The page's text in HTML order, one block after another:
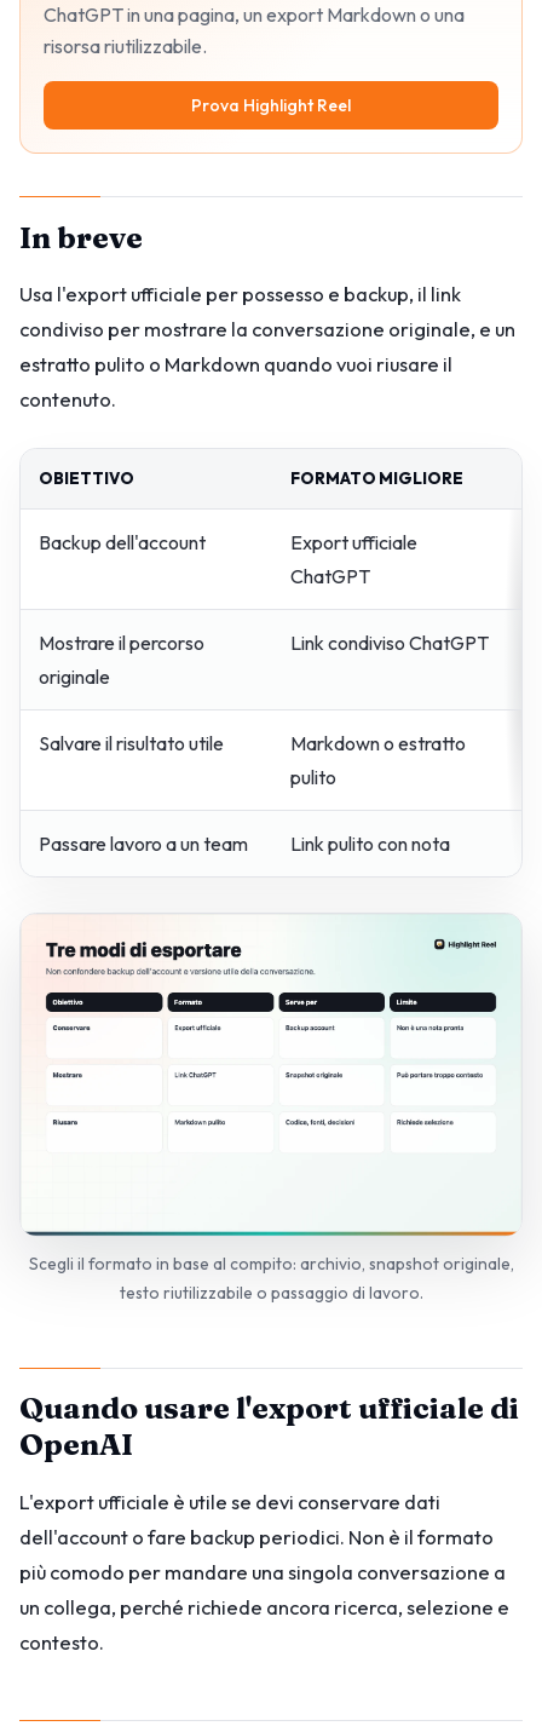
ChatGPT in una pagina, un export Markdown o una
risorsa riutilizzabile.
Prova Highlight Reel
In breve
Usa l'export ufficiale per possesso e backup, il link
condiviso per mostrare la conversazione originale, e un
estratto pulito o Markdown quando vuoi riusare il
contenuto.
OBIETTIVO FORMATO MIGLIORE
Backup dell'account
Export ufficiale
ChatGPT
Mostrare il percorso
originale
Link condiviso ChatGPT
Salvare il risultato utile
Markdown o estratto
pulito
Passare lavoro a un team Link pulito con nota
Scegli il formato in base al compito: archivio, snapshot originale,
testo riutilizzabile o passaggio di lavoro.
Quando usare l'export ufficiale di
OpenAI
L'export ufficiale è utile se devi conservare dati
dell'account o fare backup periodici. Non è il formato
più comodo per mandare una singola conversazione a
un collega, perché richiede ancora ricerca, selezione e
contesto.